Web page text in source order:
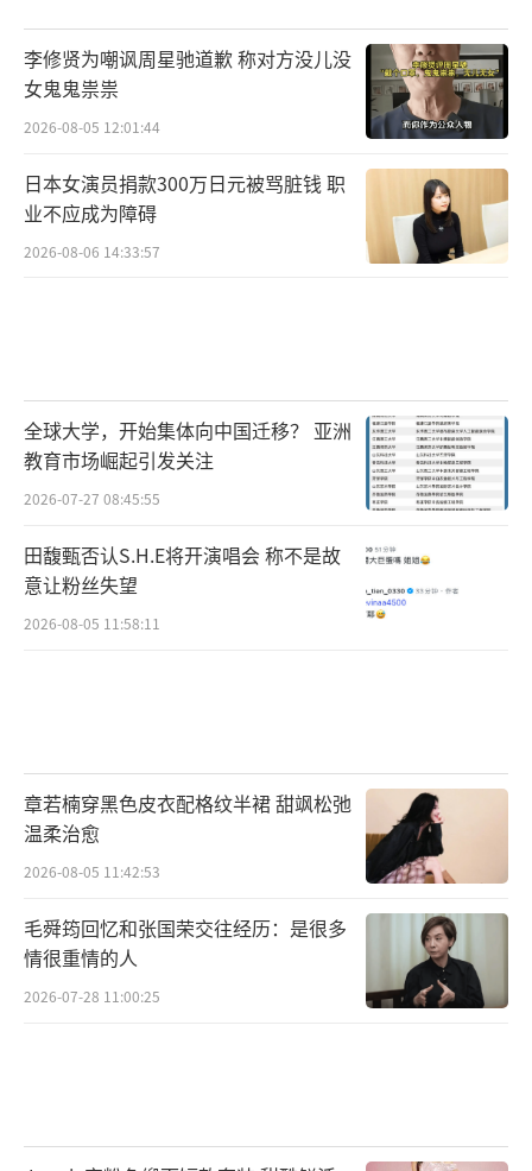
李修贤为嘲讽周星驰道歉 称对方没儿没
女鬼鬼祟祟
2026-08-05 12:01:44
日本女演员捐款300万日元被骂脏钱 职
业不应成为障碍
2026-08-06 14:33:57
全球大学，开始集体向中国迁移？ 亚洲
教育市场崛起引发关注
2026-07-27 08:45:55
田馥甄否认S.H.E将开演唱会 称不是故
意让粉丝失望
2026-08-05 11:58:11
章若楠穿黑色皮衣配格纹半裙 甜飒松弛
温柔治愈
2026-08-05 11:42:53
毛舜筠回忆和张国荣交往经历：是很多
情很重情的人
2026-07-28 11:00:25